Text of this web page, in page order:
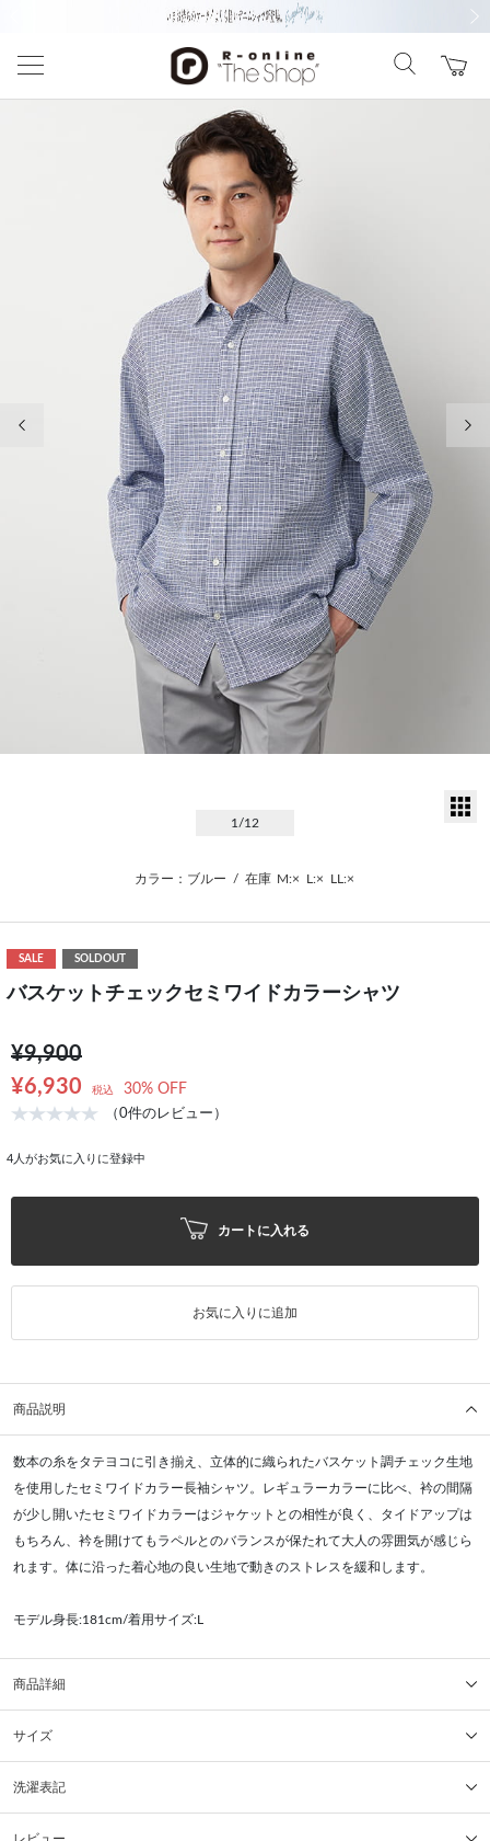
1 /12
カラー：ブルー / 在庫 M:× L:× LL:×
SALE SOLDOUT
バスケットチェックセミワイドカラーシャツ
¥9,900
¥6,930
税込 30% OFF
（0件のレビュー）
4 人がお気に入りに登録中
カートに入れる
お気に入りに追加
商品説明
数本の糸をタテヨコに引き揃え、立体的に織られたバスケット調チェック生地
を使用したセミワイドカラー長袖シャツ。レギュラーカラーに比べ、衿の間隔
が少し開いたセミワイドカラーはジャケットとの相性が良く、タイドアップは
もちろん、衿を開けてもラペルとのバランスが保たれて大人の雰囲気が感じら
れます。体に沿った着心地の良い生地で動きのストレスを緩和します。
モデル身長:181cm/着用サイズ:L
商品詳細
サイズ
洗濯表記